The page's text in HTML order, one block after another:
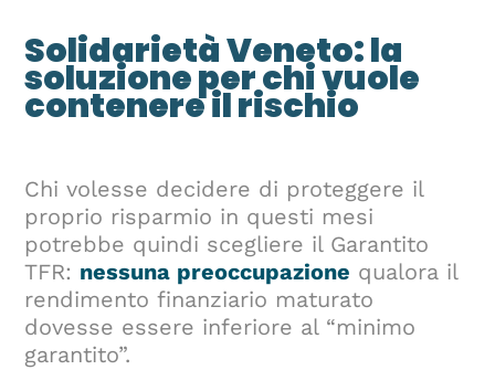
Solidarietà Veneto: la
soluzione per chi vuole
contenere il rischio
Chi volesse decidere di proteggere il
proprio risparmio in questi mesi
potrebbe quindi scegliere il Garantito
TFR: nessuna preoccupazione qualora il
rendimento finanziario maturato
dovesse essere inferiore al “minimo
garantito”.